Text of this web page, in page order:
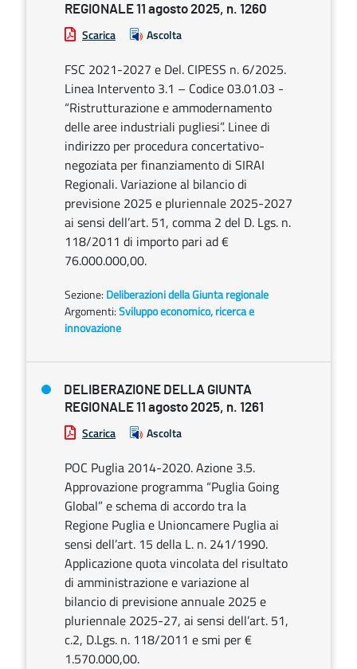
REGIONALE 11 agosto 2025, n. 1260
Scarica Ascolta
FSC 2021-2027 e Del. CIPESS n. 6/2025.
Linea Intervento 3.1 – Codice 03.01.03 -
“Ristrutturazione e ammodernamento
delle aree industriali pugliesi”. Linee di
indirizzo per procedura concertativo-
negoziata per finanziamento di SIRAI
Regionali. Variazione al bilancio di
previsione 2025 e pluriennale 2025-2027
ai sensi dell’art. 51, comma 2 del D. Lgs. n.
118/2011 di importo pari ad €
76.000.000,00.
Sezione: Deliberazioni della Giunta regionale
Argomenti:Sviluppo economico, ricerca e
innovazione
DELIBERAZIONE DELLA GIUNTA
REGIONALE 11 agosto 2025, n. 1261
Scarica Ascolta
POC Puglia 2014-2020. Azione 3.5.
Approvazione programma “Puglia Going
Global” e schema di accordo tra la
Regione Puglia e Unioncamere Puglia ai
sensi dell’art. 15 della L. n. 241/1990.
Applicazione quota vincolata del risultato
di amministrazione e variazione al
bilancio di previsione annuale 2025 e
pluriennale 2025-27, ai sensi dell’art. 51,
c.2, D.Lgs. n. 118/2011 e smi per €
1.570.000,00.